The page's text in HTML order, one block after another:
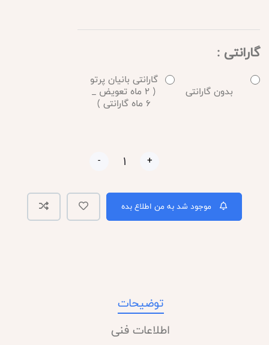
گارانتی :
بدون گارانتی
گارانتی بانیان پرتو
( 2 ماه تعویض _
6 ماه گارانتی )
- +
موجود شد به من اطلاع بده
توضیحات
اطلاعات فنی